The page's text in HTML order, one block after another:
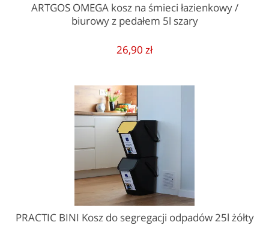
ARTGOS OMEGA kosz na śmieci łazienkowy /
biurowy z pedałem 5l szary
26,90 zł
PRACTIC BINI Kosz do segregacji odpadów 25l żółty